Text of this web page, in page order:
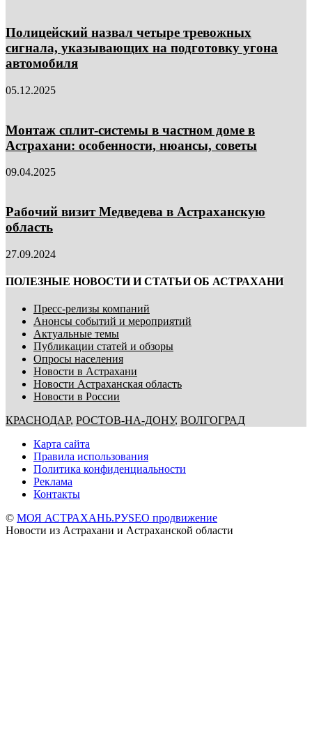
Полицейский назвал четыре тревожных
сигнала, указывающих на подготовку угона
автомобиля
05.12.2025
Монтаж сплит-системы в частном доме в
Астрахани: особенности, нюансы, советы
09.04.2025
Рабочий визит Медведева в Астраханскую
область
27.09.2024
ПОЛЕЗНЫЕ НОВОСТИ И СТАТЬИ ОБ АСТРАХАНИ
Пресс-релизы компаний
Анонсы событий и мероприятий
Актуальные темы
Публикации статей и обзоры
Опросы населения
Новости в Астрахани
Новости Астраханская область
Новости в России
КРАСНОДАР, РОСТОВ-НА-ДОНУ, ВОЛГОГРАД
Карта сайта
Правила использования
Политика конфиденциальности
Реклама
Контакты
© МОЯ АСТРАХАНЬ.РУSEO продвижение
Новости из Астрахани и Астраханской области